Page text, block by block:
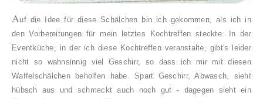
Auf die Idee für diese Schälchen bin ich gekommen, als ich in
den Vorbereitungen für mein letztes Kochtreffen steckte. In der
Eventküche, in der ich diese Kochtreffen veranstalte, gibt's leider
nicht so wahnsinnig viel Geschirr, so dass ich mir mit diesen
Waffelschälchen beholfen habe. Spart Geschirr, Abwasch, sieht
hübsch aus und schmeckt auch noch gut - dagegen sieht ein